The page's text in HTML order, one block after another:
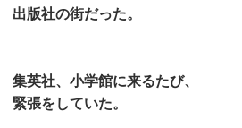
出版社の街だった。
集英社、小学館に来るたび、
緊張をしていた。